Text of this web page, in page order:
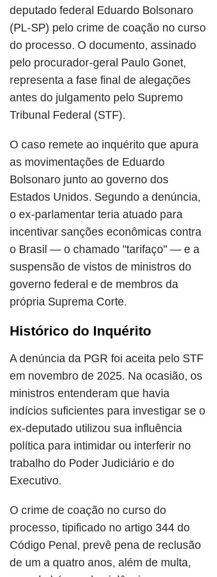
deputado federal Eduardo Bolsonaro
(PL-SP) pelo crime de coação no curso
do processo. O documento, assinado
pelo procurador-geral Paulo Gonet,
representa a fase final de alegações
antes do julgamento pelo Supremo
Tribunal Federal (STF).
O caso remete ao inquérito que apura
as movimentações de Eduardo
Bolsonaro junto ao governo dos
Estados Unidos. Segundo a denúncia,
o ex-parlamentar teria atuado para
incentivar sanções econômicas contra
o Brasil — o chamado "tarifaço" — e a
suspensão de vistos de ministros do
governo federal e de membros da
própria Suprema Corte.
Histórico do Inquérito
A denúncia da PGR foi aceita pelo STF
em novembro de 2025. Na ocasião, os
ministros entenderam que havia
indícios suficientes para investigar se o
ex-deputado utilizou sua influência
política para intimidar ou interferir no
trabalho do Poder Judiciário e do
Executivo.
O crime de coação no curso do
processo, tipificado no artigo 344 do
Código Penal, prevê pena de reclusão
de um a quatro anos, além de multa,